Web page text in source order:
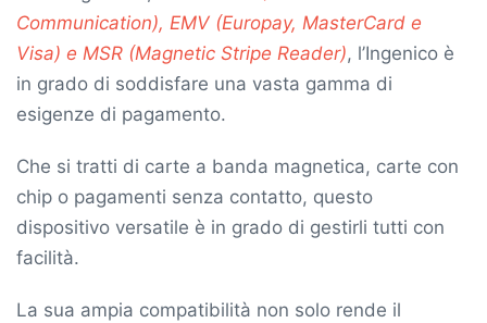
Communication), EMV (Europay, MasterCard e
Visa) e MSR (Magnetic Stripe Reader), l’Ingenico è
in grado di soddisfare una vasta gamma di
esigenze di pagamento.
Che si tratti di carte a banda magnetica, carte con
chip o pagamenti senza contatto, questo
dispositivo versatile è in grado di gestirli tutti con
facilità.
La sua ampia compatibilità non solo rende il